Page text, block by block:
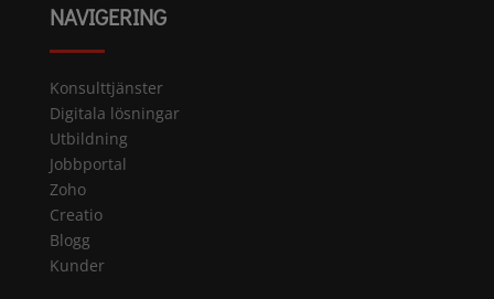
NAVIGERING
Konsulttjänster
Digitala lösningar
Utbildning
Jobbportal
Zoho
Creatio
Blogg
Kunder